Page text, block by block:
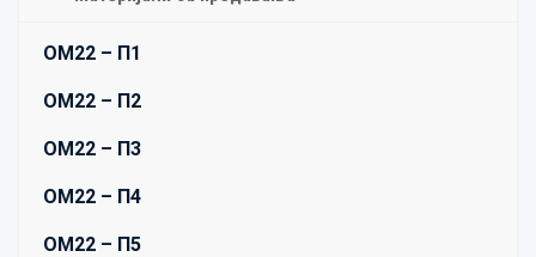
OM22 – П1
OM22 – П2
OM22 – П3
OM22 – П4
OM22 – П5